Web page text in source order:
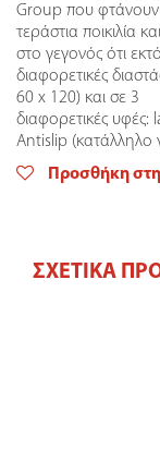
Group που φτάνουν
τεράστια ποικιλία
στο γεγονός ότι
διαφορετικές
60 x 120) και σε 3
διαφορετικές υφές:
Antislip (κατάλληλο
Προσθήκη στη
ΣΧΕΤΙΚΆ